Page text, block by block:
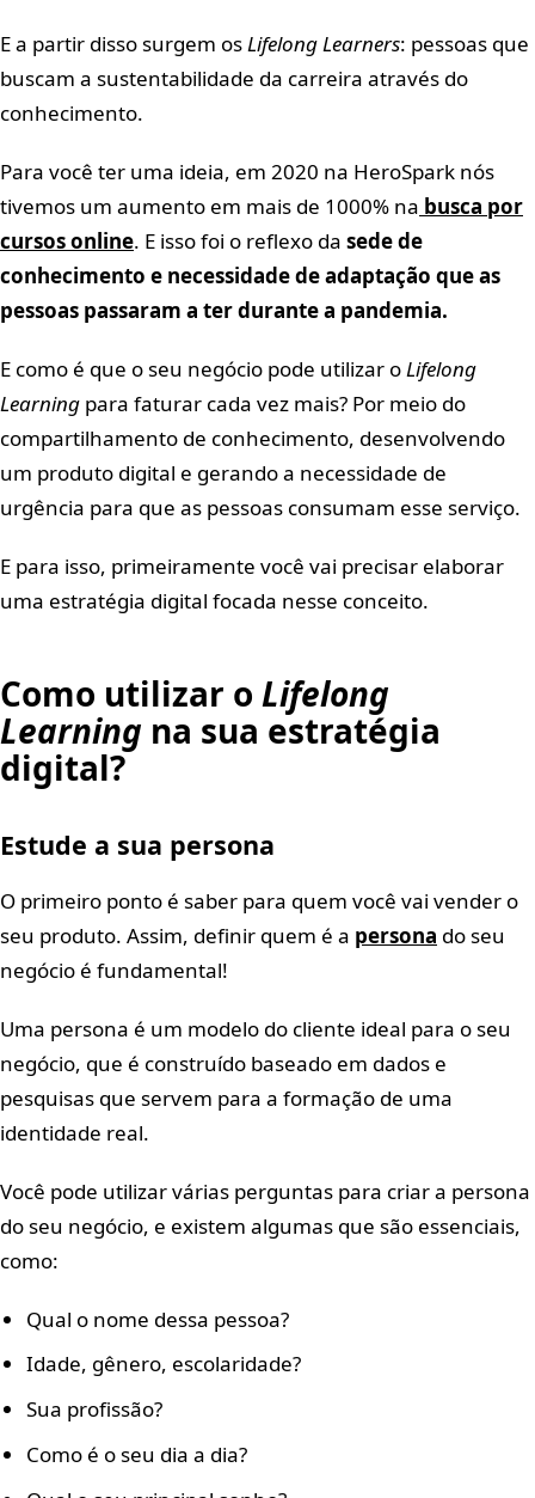
E a partir disso surgem os Lifelong Learners: pessoas que
buscam a sustentabilidade da carreira através do
conhecimento.
Para você ter uma ideia, em 2020 na HeroSpark nós
tivemos um aumento em mais de 1000% na busca por
cursos online. E isso foi o reflexo da sede de
conhecimento e necessidade de adaptação que as
pessoas passaram a ter durante a pandemia.
E como é que o seu negócio pode utilizar o Lifelong
Learning para faturar cada vez mais? Por meio do
compartilhamento de conhecimento, desenvolvendo
um produto digital e gerando a necessidade de
urgência para que as pessoas consumam esse serviço.
E para isso, primeiramente você vai precisar elaborar
uma estratégia digital focada nesse conceito.
Como utilizar o Lifelong
Learning na sua estratégia
digital?
Estude a sua persona
O primeiro ponto é saber para quem você vai vender o
seu produto. Assim, definir quem é a persona do seu
negócio é fundamental!
Uma persona é um modelo do cliente ideal para o seu
negócio, que é construído baseado em dados e
pesquisas que servem para a formação de uma
identidade real.
Você pode utilizar várias perguntas para criar a persona
do seu negócio, e existem algumas que são essenciais,
como:
Qual o nome dessa pessoa?
Idade, gênero, escolaridade?
Sua profissão?
Como é o seu dia a dia?